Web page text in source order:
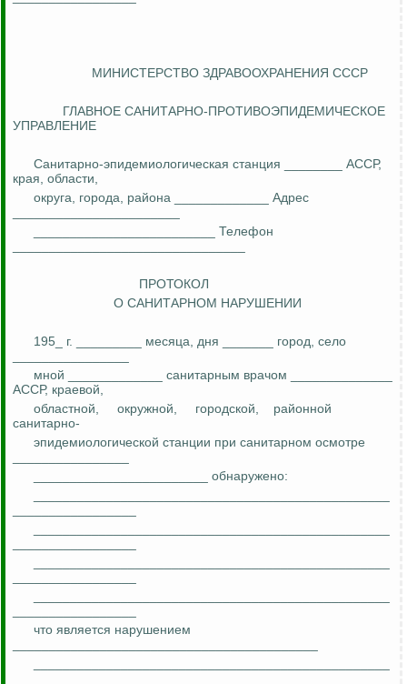
МИНИСТЕРСТВО ЗДРАВООХРАНЕНИЯ СССР
ГЛАВНОЕ САНИТАРНО-ПРОТИВОЭПИДЕМИЧЕСКОЕ
УПРАВЛЕНИЕ
Санитарно-эпидемиологическая станция ________ АССР,
края, области,
округа, города, района _____________ Адрес
_________________________ Телефон
ПРОТОКОЛ
О САНИТАРНОМ НАРУШЕНИИ
195_ г. _________ месяца, дня _______ город, село
мной _____________ санитарным врачом ______________
АССР, краевой,
областной,
окружной, городской,
районной
санитарно-
эпидемиологической станции при санитарном осмотре
________________________ обнаружено:
что является нарушением